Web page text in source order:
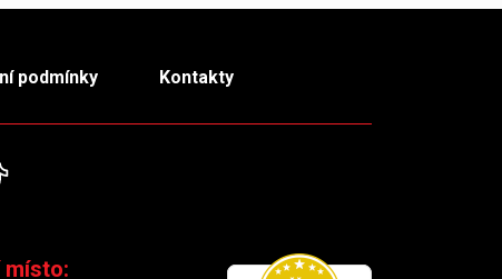
podmínky Kontakty
místo: